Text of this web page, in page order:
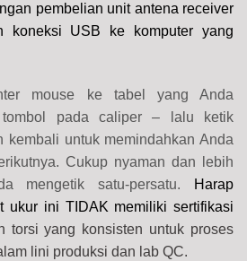
pembelian unit antena receiver
koneksi USB ke komputer yang
mouse ke tabel yang Anda
pada caliper – lalu ketik
kembali untuk memindahkan Anda
Cukup nyaman dan lebih
mengetik satu-persatu.
Harap
ukur ini TIDAK memiliki sertifikasi
torsi yang konsisten untuk proses
lini produksi dan lab QC.